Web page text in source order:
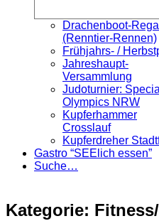
Drachenboot-
(Renntier-Rennen)
Frühjahrs- /
Jahreshaupt-
Versammlung
Judoturnier: Special
Olympics NRW
Kupferhammer
Crosslauf
Kupferdreher
Gastro “SEElich essen”
Suche…
Kategorie: